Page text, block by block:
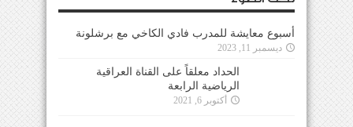
أسبوع معايشة للمدرب فادي الكاخي مع برشلونة
ديسمبر 11, 2023
الحداد معلقاً على القناة العراقية
الرياضية الرابعة
أكتوبر 6, 2021